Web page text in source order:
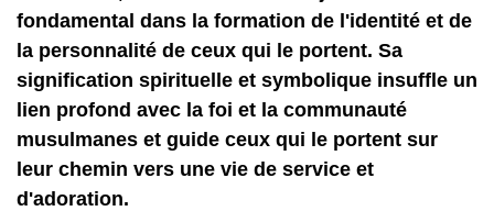
fondamental dans la formation de l'identité et de
la personnalité de ceux qui le portent. Sa
signification spirituelle et symbolique insuffle un
lien profond avec la foi et la communauté
musulmanes et guide ceux qui le portent sur
leur chemin vers une vie de service et
d'adoration.